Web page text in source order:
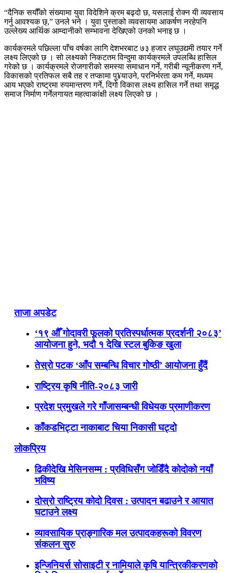
“दैनिक सयौँको संख्यामा युवा विदेशिने क्रम बढ्दो छ, यसलाई रोक्न यी व्यवसाय
गर्नु आवश्यक छ्,” उनले भने । युवा पुस्ताको व्यवसायमा आकर्षण नरहेपनि
उल्लेख्य आर्थिक आम्दानीको सम्भावना देखिएको उनको भनाइ छ ।
कार्यक्रमले पछिल्ला पाँच वर्षका लागि देशभरबाट ७३ हजार लघुउद्यमी तयार गर्ने
लक्ष्य लिएको छ । सो लक्ष्यको निकटतम विन्दुमा कार्यक्रमले उपलब्धि हासिल
गरेको छ । कार्यक्रमले रोजगारीको समस्या समाधान गर्ने, गरीबी न्यूनीकरण गर्ने,
विकासको प्रतिफल सबै तह र तप्कामा पु¥याउने, परनिर्भरता कम गर्ने, मध्यम
आय भएको राष्ट्रमा रुपमान्तरण गर्ने, दिगो विकास लक्ष्य हासिल गर्ने तथा समृद्ध
समाज निर्माण गर्नेलगायत महत्वाकांक्षी लक्ष्य लिएको छ ।
ताजा अपडेट
‘१९ औँ गोदावरी फूलको प्रतिस्पर्धात्मक प्रदर्शनी २०८३’
आयोजना हुने, भदौ १ देखि स्टल बुकिङ खुला
तेस्रो पटक ‘आँप सम्बन्धि विचार गोष्ठी’ आयोजना हुँदैं
राष्ट्रिय कृषि नीति-२०८३ जारी
प्रदेश प्रमुखले गरे गाँजासम्बन्धी विधेयक प्रमाणीकरण
काँकडभिट्टा नाकाबाट चिया निकासी घट्दो
लोकप्रिय
ढिकीदेखि मेसिनसम्म : प्रविधिसँग जोडिँदै कोदोको नयाँ
भविष्य
दोस्रो राष्ट्रिय कोदो दिवस : उत्पादन बढाउने र आयात
घटाउने लक्ष्य
व्यावसायिक प्राङ्गारिक मल उत्पादकहरूको विवरण
संकलन सुरु
इन्जिनियर्स सोसाइटी र नामियाले कृषि यान्त्रिकीकरणको